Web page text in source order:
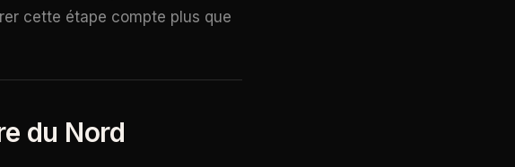
cette étape compte plus que
du Nord